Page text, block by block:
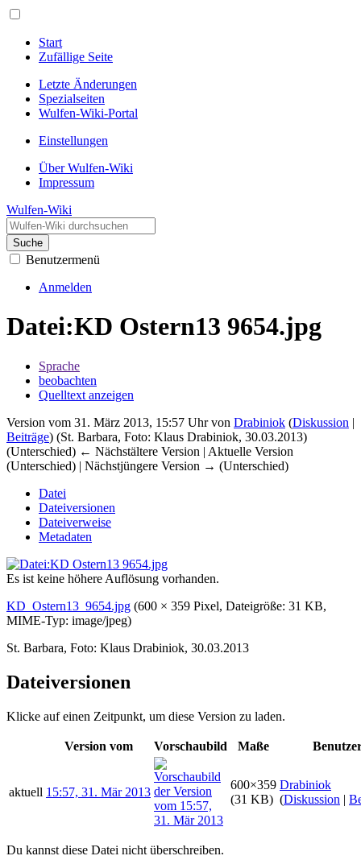
Start
Zufällige Seite
Letzte Änderungen
Spezialseiten
Wulfen-Wiki-Portal
Einstellungen
Über Wulfen-Wiki
Impressum
Wulfen-Wiki
Suche
Benutzermenü
Anmelden
Datei:KD Ostern13 9654.jpg
Sprache
beobachten
Quelltext anzeigen
Version vom 31. März 2013, 15:57 Uhr von Drabiniok (Diskussion |
Beiträge) (St. Barbara, Foto: Klaus Drabiniok, 30.03.2013)
(Unterschied) ← Nächstältere Version | Aktuelle Version
(Unterschied) | Nächstjüngere Version → (Unterschied)
Datei
Dateiversionen
Dateiverweise
Metadaten
Es ist keine höhere Auflösung vorhanden.
KD_Ostern13_9654.jpg (600 × 359 Pixel, Dateigröße: 31 KB,
MIME-Typ: image/jpeg)
St. Barbara, Foto: Klaus Drabiniok, 30.03.2013
Dateiversionen
Klicke auf einen Zeitpunkt, um diese Version zu laden.
Version vom Vorschaubild Maße
aktuell 15:57, 31. Mär 2013
600×359
(31 KB)
Drabiniok
(Diskussion |
Du kannst diese Datei nicht überschreiben.